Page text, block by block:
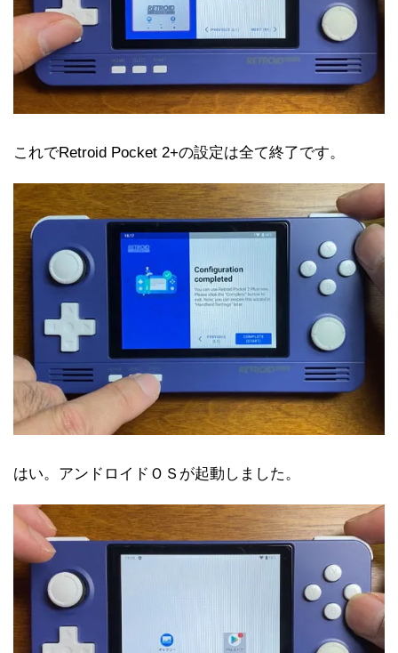
これでRetroid Pocket 2+の設定は全て終了です。
はい。アンドロイドＯＳが起動しました。